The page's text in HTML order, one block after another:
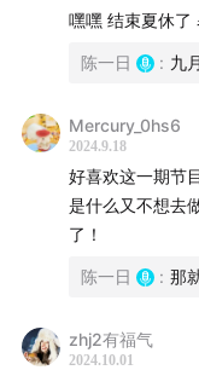
嘿嘿 结束夏休了
陈一日 : 九
Mercury_0hs6
2024.9.18
好喜欢这一期节
是什么又不想去
了！
陈一日 : 那
zhj2有福气
2024.10.01